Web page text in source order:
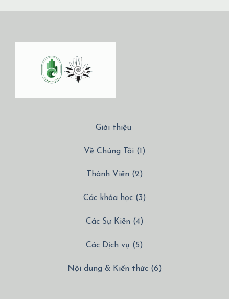
Giới thiệu
Về Chúng Tôi (1)
Thành Viên (2)
Các khóa học (3)
Các Sự Kiên (4)
Các Dịch vụ (5)
Nội dung & Kiến thức (6)